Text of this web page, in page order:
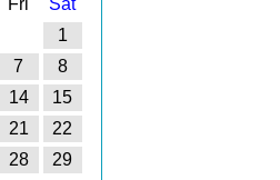
Fri
Sat
1
7
8
14
15
21
22
28
29